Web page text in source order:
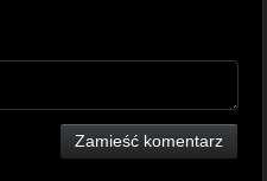
Zamieść komentarz